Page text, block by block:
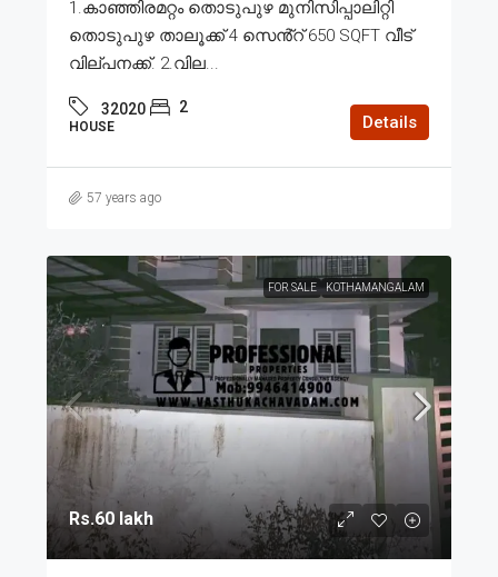
1.കാഞ്ഞിരമറ്റം തൊടുപുഴ മുനിസിപ്പാലിറ്റി
തൊടുപുഴ താലൂക്ക് 4 സെൻ്റ് 650 SQFT വീട്
വില്പനക്ക്. 2.വില...
32020 2
HOUSE Details
57 years ago
FOR SALE KOTHAMANGALAM
Rs.60 lakh